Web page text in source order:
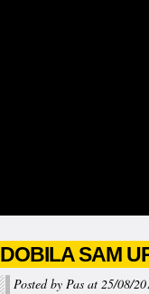
DOBILA SAM
Posted by Pas at 25/08/